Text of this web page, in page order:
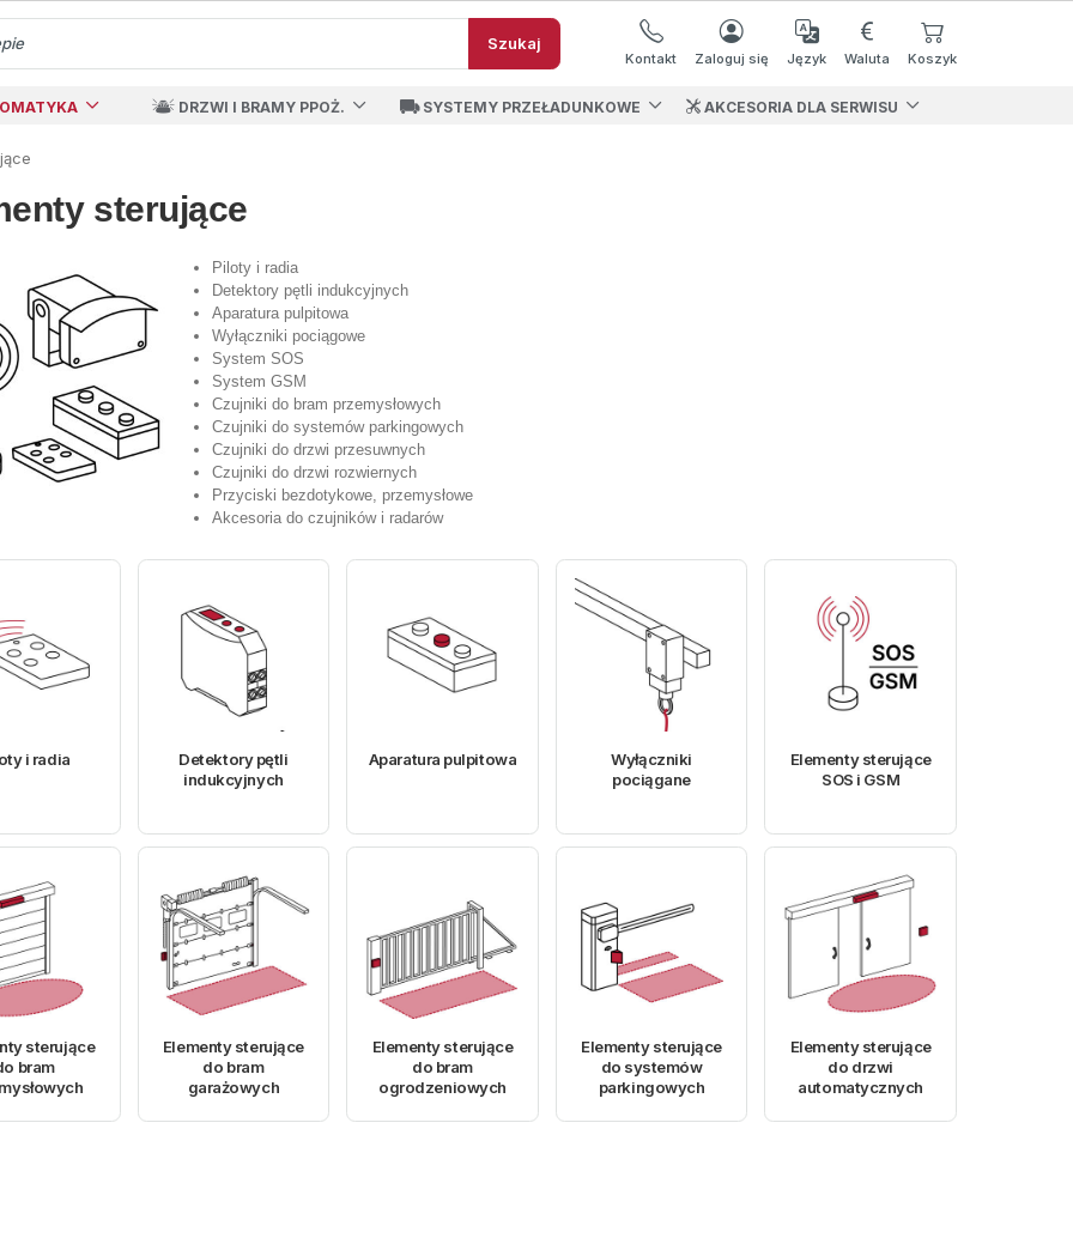
Szukaj
Kontakt Zaloguj się Język Waluta Koszyk
DRZWI I BRAMY PPOŻ. SYSTEMY PRZEŁADUNKOWE AKCESORIA DLA SERWISU
sterujące
Piloty i radia
Detektory pętli indukcyjnych
Aparatura pulpitowa
Wyłączniki pociągowe
System SOS
System GSM
Czujniki do bram przemysłowych
Czujniki do systemów parkingowych
Czujniki do drzwi przesuwnych
Czujniki do drzwi rozwiernych
Przyciski bezdotykowe, przemysłowe
Akcesoria do czujników i radarów
i radia
Detektory pętli
indukcyjnych
Aparatura pulpitowa
Wyłączniki
pociągane
Elementy sterujące
SOS i GSM
sterujące
bram
Elementy sterujące
do bram
garażowych
Elementy sterujące
do bram
ogrodzeniowych
Elementy sterujące
do systemów
parkingowych
Elementy sterujące
do drzwi
automatycznych